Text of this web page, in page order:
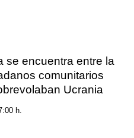
se encuentra entre la
comunitarios
Ucrania
h.